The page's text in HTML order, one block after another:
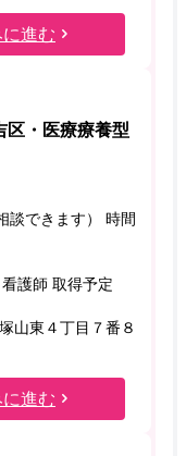
進む
区・医療療養型
談できます） 時間
護師 取得予定
山東４丁目７番８
進む